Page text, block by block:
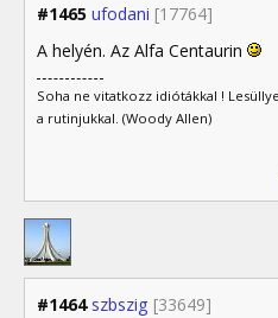
#1465 ufodani [17764]
A helyén. Az Alfa Centaurin
Soha ne vitatkozz idiótákkal !
a rutinjukkal. (Woody Allen)
#1464 szbszig [33649]